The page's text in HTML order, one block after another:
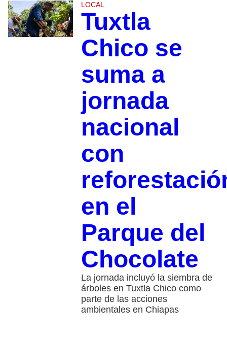
LOCAL
Tuxtla
Chico se
suma a
jornada
nacional
con
en el
Parque del
Chocolate
La jornada incluyó la siembra de
árboles en Tuxtla Chico como
parte de las acciones
ambientales en Chiapas